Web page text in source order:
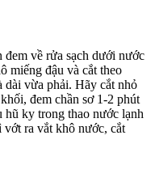
về rửa sạch dưới nước
miếng đậu và cắt theo
dài vừa phải. Hãy cắt nhỏ
đem chần sơ 1-2 phút
hũ ky trong thao nước lạnh
vớt ra vắt khô nước, cắt